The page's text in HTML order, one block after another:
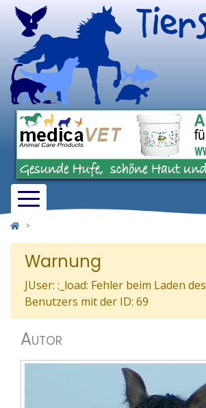
Warnung
JUser: :_load: Fehler beim Laden des
Benutzers mit der ID: 69
Autor